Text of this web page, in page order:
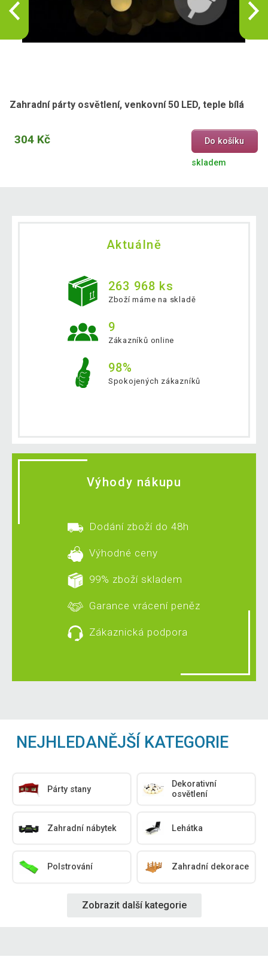
Zahradní párty osvětlení, venkovní 50 LED, teple bílá
304 Kč Do košíku
skladem
Aktuálně
263 968 ks
Zboží máme na skladě
9
Zákazníků online
98%
Spokojených zákazníků
Výhody nákupu
Dodání zboží do 48h
Výhodné ceny
99% zboží skladem
Garance vrácení peněz
Zákaznická podpora
NEJHLEDANĚJŠÍ KATEGORIE
Párty stany
Dekorativní
osvětlení
Zahradní nábytek Lehátka
Polstrování Zahradní dekorace
Zobrazit další kategorie